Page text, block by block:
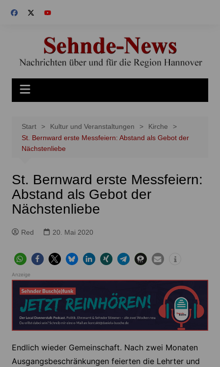
Inhalt
Start Kultur und Veranstaltungen
Kirche
St. Bernward erste Messfeiern: Abstand als Gebot der
Nächstenliebe
St. Bernward erste Messfeiern:
Abstand als Gebot der
Nächstenliebe
Red 20. Mai 2020
Anzeige
Endlich wieder Gemeinschaft. Nach zwei Monaten
Ausgangsbeschränkungen feierten die Lehrter und